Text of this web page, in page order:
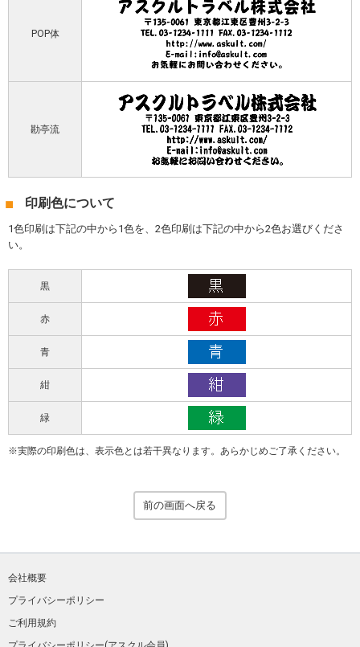
POP体
勘亭流
印刷色について
1色印刷は下記の中から1色を、2色印刷は下記の中から2色お選びくださ
い。
黒
赤
青
紺
緑
実際の印刷色は、表示色とは若干異なります。あらかじめご了承ください。
前の画面へ戻る
会社概要
プライバシーポリシー
ご利用規約